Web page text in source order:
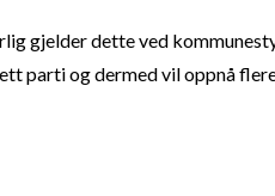
gjelder dette ved
parti og dermed vil oppnå